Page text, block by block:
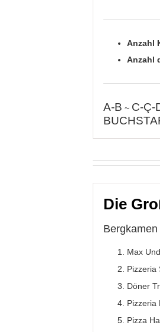
Anzahl
Anzahl
A-B ~ C-Ç-
Die
Max
Pizzeria
Döner
Pizzeria
Pizza